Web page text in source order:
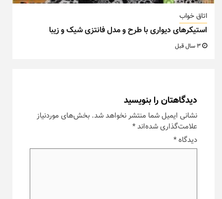
اتاق خواب
استیکرهای دیواری با طرح و مدل فانتزی شیک و زیبا
دیدگاهتان را بنویسید
نشانی ایمیل شما منتشر نخواهد شد. بخش‌های موردنیاز
علامت‌گذاری شده‌اند*
دیدگاه*